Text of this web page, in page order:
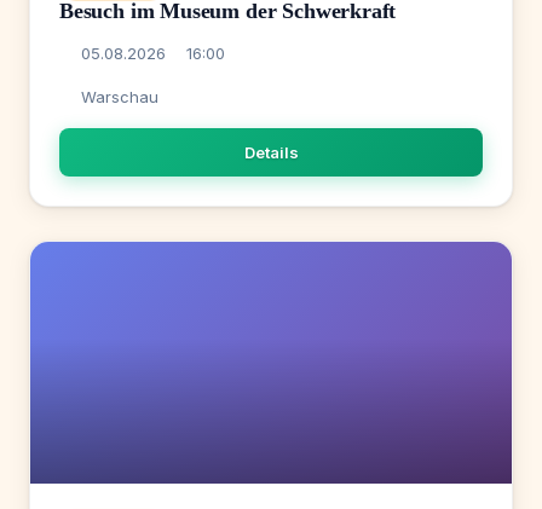
Besuch im Museum der Schwerkraft
05.08.2026 16:00
Warschau
Details